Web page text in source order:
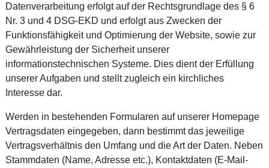
Datenverarbeitung erfolgt auf der Rechtsgrundlage des § 6
Nr. 3 und 4 DSG-EKD und erfolgt aus Zwecken der
Funktionsfähigkeit und Optimierung der Website, sowie zur
Gewährleistung der Sicherheit unserer
informationstechnischen Systeme. Dies dient der Erfüllung
unserer Aufgaben und stellt zugleich ein kirchliches
Interesse dar.
Werden in bestehenden Formularen auf unserer Homepage
Vertragsdaten eingegeben, dann bestimmt das jeweilige
Vertragsverhältnis den Umfang und die Art der Daten. Neben
Stammdaten (Name, Adresse etc.), Kontaktdaten (E-Mail-